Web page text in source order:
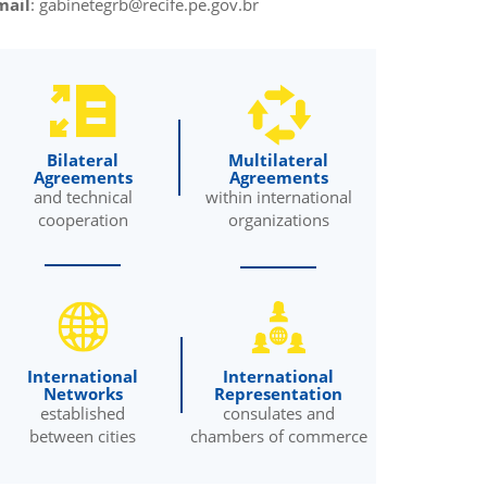
: gabinetegrb@recife.pe.gov.br
Bilateral
Agreements
and technical
cooperation
Multilateral
Agreements
within international
organizations
International
Networks
established
between cities
International
Representation
consulates and
chambers of commerce